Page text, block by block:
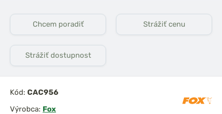
Chcem poradiť Strážiť cenu
Strážiť dostupnost
Kód: CAC956
Výrobca: Fox